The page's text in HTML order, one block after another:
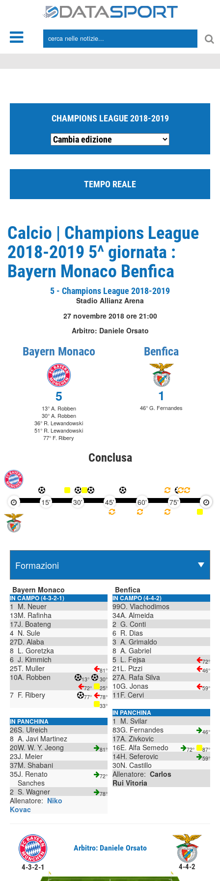
CHAMPIONS LEAGUE 2018-2019
TEMPO REALE
Calcio | Champions League
2018-2019 5^ giornata :
Bayern Monaco Benfica
5 - Champions League 2018-2019
Stadio Allianz Arena
27 novembre 2018 ore 21:00
Arbitro: Daniele Orsato
Bayern Monaco
5
13° A. Robben
30° A. Robben
36° R. Lewandowski
51° R. Lewandowski
77° F. Ribery
Benfica
1
46° G. Fernandes
Conclusa
15' 30' 45' 60' 75' 90'
Bayern Monaco
IN CAMPO (4-3-2-1)
1 M. Neuer
13M. Rafinha
17J. Boateng
4 N. Sule
27D. Alaba
8 L. Goretzka
6 J. Kimmich
25T. Muller 81°
10A. Robben 13°
30°
72°
25°
7 F. Ribery 77°
78°
33°
IN PANCHINA
26S. Ulreich
8 A. Javi Martinez
20W. W. Y. Jeong 81°
23J. Meier
37M. Shabani
35J. Renato
Sanches
72°
2 S. Wagner 78°
Allenatore: Niko
Kovac
Benfica
IN CAMPO (4-4-2)
99O. Vlachodimos
34A. Almeida
2 G. Conti
6 R. Dias
3 A. Grimaldo
8 A. Gabriel
5 L. Fejsa 72°
21 L. Pizzi 46°
27A. Rafa Silva
10G. Jonas 59°
11 F. Cervi
IN PANCHINA
1 M. Svilar
83G. Fernandes 46°
17A. Zivkovic
16E. Alfa Semedo 72° 87°
14H. Seferovic 59°
30N. Castillo
Allenatore: Carlos
Rui Vitoria
4-3-2-1
Arbitro: Daniele Orsato
4-4-2